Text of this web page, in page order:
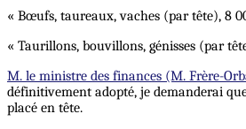
« Bœufs, taureaux, vaches (par tête), 8
« Taurillons, bouvillons, génisses (par
M. le ministre des finances (M. Frère-
définitivement adopté, je demanderai
placé en tête.